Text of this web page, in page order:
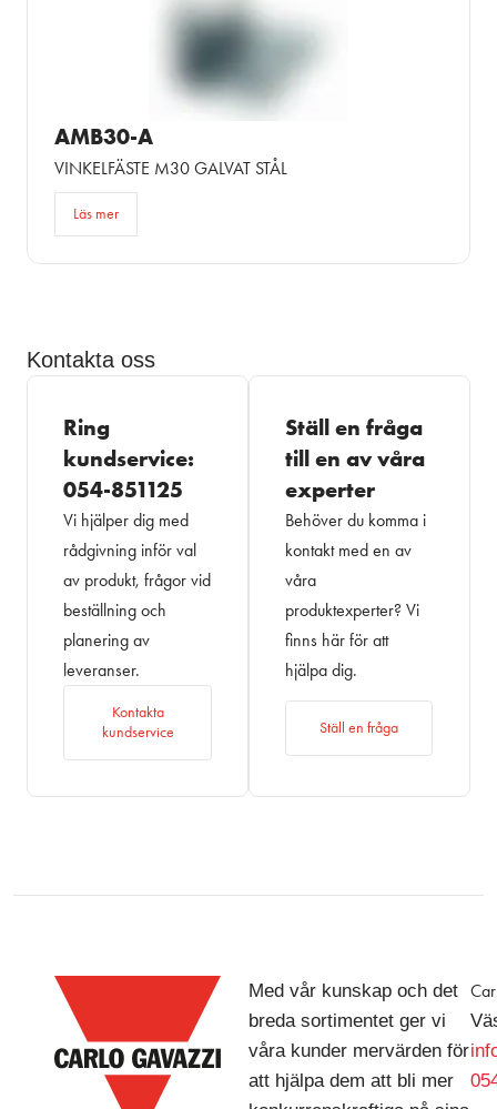
AMB30-A
VINKELFÄSTE M30 GALVAT STÅL
Läs mer
Kontakta oss
Ring
kundservice:
054-851125
Vi hjälper dig med
rådgivning inför val
av produkt, frågor vid
beställning och
planering av
leveranser.
Kontakta
kundservice
Ställ en fråga
till en av våra
experter
Behöver du komma i
kontakt med en av
våra
produktexperter? Vi
finns här för att
hjälpa dig.
Ställ en fråga
Med vår kunskap och det
breda sortimentet ger vi
våra kunder mervärden för
att hjälpa dem att bli mer